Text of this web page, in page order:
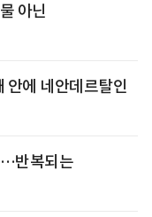
아닌
안에 네안데르탈인
…반복되는